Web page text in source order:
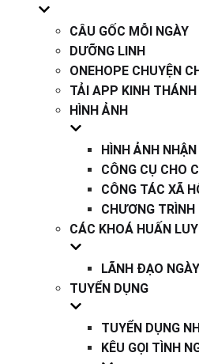
CÂU GỐC MỖI NGÀY
DƯỠNG LINH
ONEHOPE CHUYỆN
TẢI APP KINH
HÌNH ẢNH
HÌNH ẢNH
CÔNG CỤ CHO
CÔNG TÁC XÃ
CHƯƠNG
CÁC KHOÁ HUẤN
LÃNH ĐẠO
TUYỂN DỤNG
TUYỂN DỤNG
KÊU GỌI TÌNH